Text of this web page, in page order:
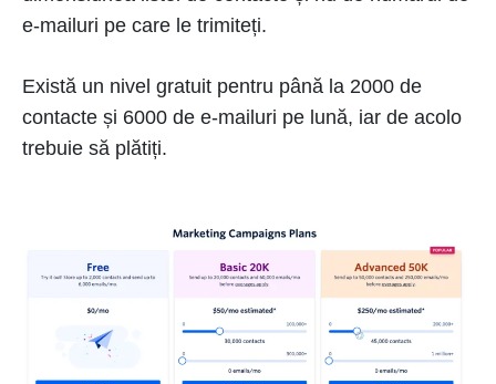
e-mailuri pe care le trimiteți.
Există un nivel gratuit pentru până la 2000 de
contacte și 6000 de e-mailuri pe lună, iar de acolo
trebuie să plătiți.